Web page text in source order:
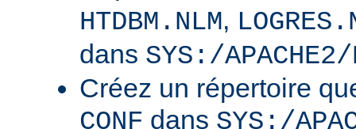
HTDBM.NLM,
dans SYS:/
Créez un répertoire
CONF dans SYS:/